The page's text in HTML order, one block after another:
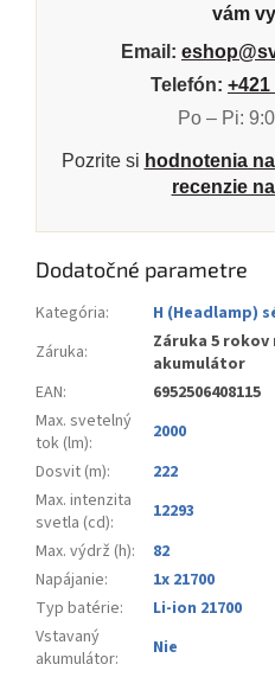
vám
Email:
Telefón: +421
Po – Pi:
Pozrite si hodnotenia
recenzie
Dodatočné parametre
Kategória:
H (Headlamp)
Záruka:
Záruka 5
akumulátor
EAN:
6952506408115
Max. svetelný
tok (lm):
2000
Dosvit (m):
222
Max. intenzita
svetla (cd):
12293
Max. výdrž (h):
82
Napájanie:
1x 21700
Typ batérie:
Li-ion 21700
Vstavaný
akumulátor:
Nie